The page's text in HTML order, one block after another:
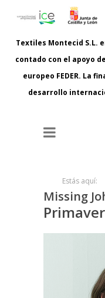
Textiles Montecid S.L.
contado con el apoyo
europeo FEDER. La
desarrollo
Estás aquí:
Missing